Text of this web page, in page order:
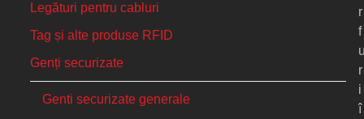
Legături pentru cabluri
Tag și alte produse RFID
Genți securizate
Genti securizate generale
r
f
r
i
î